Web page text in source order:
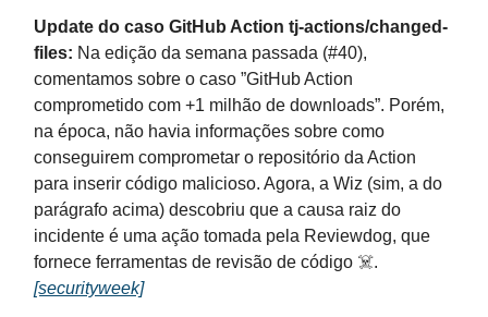
Update do caso GitHub Action tj-actions/changed-
files: Na edição da semana passada (#40),
comentamos sobre o caso ”GitHub Action
comprometido com +1 milhão de downloads”. Porém,
na época, não havia informações sobre como
conseguirem comprometar o repositório da Action
para inserir código malicioso. Agora, a Wiz (sim, a do
parágrafo acima) descobriu que a causa raiz do
incidente é uma ação tomada pela Reviewdog, que
fornece ferramentas de revisão de código ☠️.
[securityweek]